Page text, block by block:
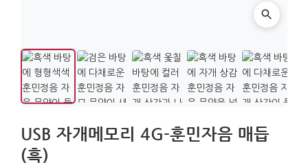
USB 자개메모리 4G-훈민자음 매듭
(흑)